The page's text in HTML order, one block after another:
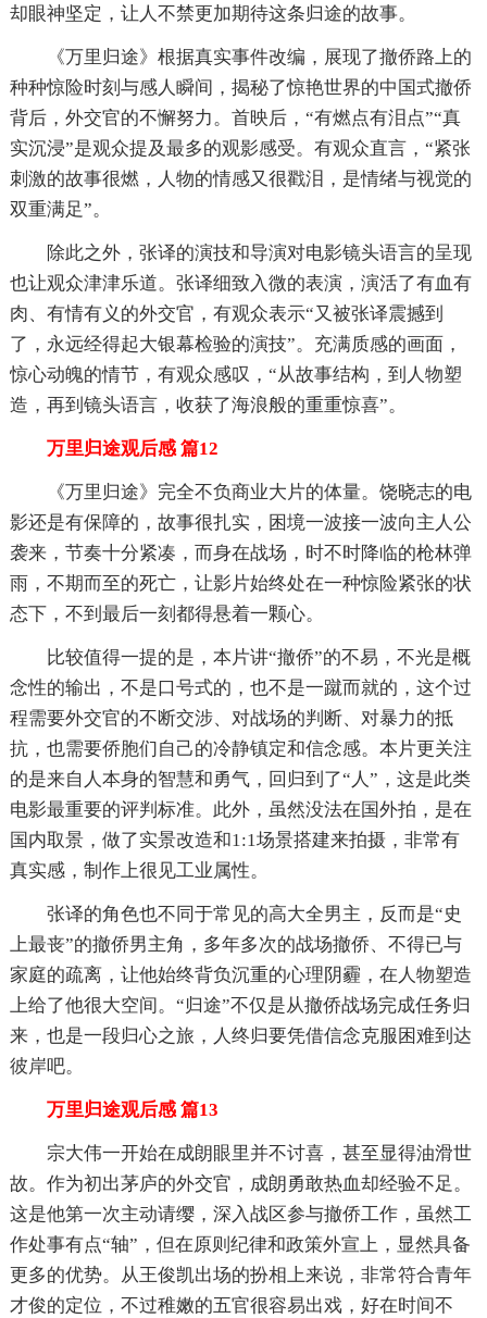
却眼神坚定，让人不禁更加期待这条归途的故事。
《万里归途》根据真实事件改编，展现了撤侨路上的
种种惊险时刻与感人瞬间，揭秘了惊艳世界的中国式撤侨
背后，外交官的不懈努力。首映后，“有燃点有泪点”“真
实沉浸”是观众提及最多的观影感受。有观众直言，“紧张
刺激的故事很燃，人物的情感又很戳泪，是情绪与视觉的
双重满足”。
除此之外，张译的演技和导演对电影镜头语言的呈现
也让观众津津乐道。张译细致入微的表演，演活了有血有
肉、有情有义的外交官，有观众表示“又被张译震撼到
了，永远经得起大银幕检验的演技”。充满质感的画面，
惊心动魄的情节，有观众感叹，“从故事结构，到人物塑
造，再到镜头语言，收获了海浪般的重重惊喜”。
万里归途观后感 篇12
《万里归途》完全不负商业大片的体量。饶晓志的电
影还是有保障的，故事很扎实，困境一波接一波向主人公
袭来，节奏十分紧凑，而身在战场，时不时降临的枪林弹
雨，不期而至的死亡，让影片始终处在一种惊险紧张的状
态下，不到最后一刻都得悬着一颗心。
比较值得一提的是，本片讲“撤侨”的不易，不光是概
念性的输出，不是口号式的，也不是一蹴而就的，这个过
程需要外交官的不断交涉、对战场的判断、对暴力的抵
抗，也需要侨胞们自己的冷静镇定和信念感。本片更关注
的是来自人本身的智慧和勇气，回归到了“人”，这是此类
电影最重要的评判标准。此外，虽然没法在国外拍，是在
国内取景，做了实景改造和1:1场景搭建来拍摄，非常有
真实感，制作上很见工业属性。
张译的角色也不同于常见的高大全男主，反而是“史
上最丧”的撤侨男主角，多年多次的战场撤侨、不得已与
家庭的疏离，让他始终背负沉重的心理阴霾，在人物塑造
上给了他很大空间。“归途”不仅是从撤侨战场完成任务归
来，也是一段归心之旅，人终归要凭借信念克服困难到达
彼岸吧。
万里归途观后感 篇13
宗大伟一开始在成朗眼里并不讨喜，甚至显得油滑世
故。作为初出茅庐的外交官，成朗勇敢热血却经验不足。
这是他第一次主动请缨，深入战区参与撤侨工作，虽然工
作处事有点“轴”，但在原则纪律和政策外宣上，显然具备
更多的优势。从王俊凯出场的扮相上来说，非常符合青年
才俊的定位，不过稚嫩的五官很容易出戏，好在时间不